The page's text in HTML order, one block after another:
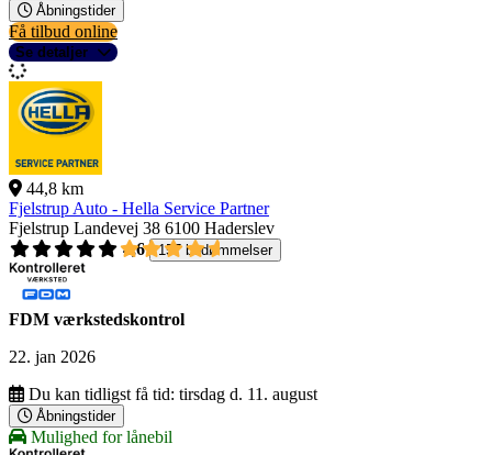
Åbningstider
Få tilbud online
Se detaljer
44,8 km
Fjelstrup Auto - Hella Service Partner
Fjelstrup Landevej 38 6100 Haderslev
4,6
157 bedømmelser
FDM værkstedskontrol
22. jan 2026
Du kan tidligst få tid: tirsdag d. 11. august
Åbningstider
Mulighed for lånebil